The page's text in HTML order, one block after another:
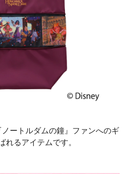
ートルダムの鐘』ファンへのギ
れるアイテムです。